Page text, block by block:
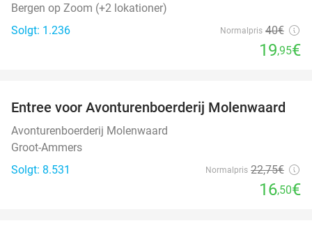
Bergen op Zoom (+2 lokationer)
Solgt: 1.236
Normalpris 40€
19,95€
27%
Entree voor Avonturenboerderij Molenwaard
Avonturenboerderij Molenwaard
Groot-Ammers
Solgt: 8.531
Normalpris 22,75€
16,50€